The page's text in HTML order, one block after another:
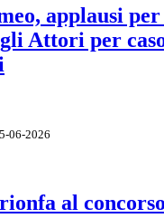
applausi
Attori per
06-2026
al